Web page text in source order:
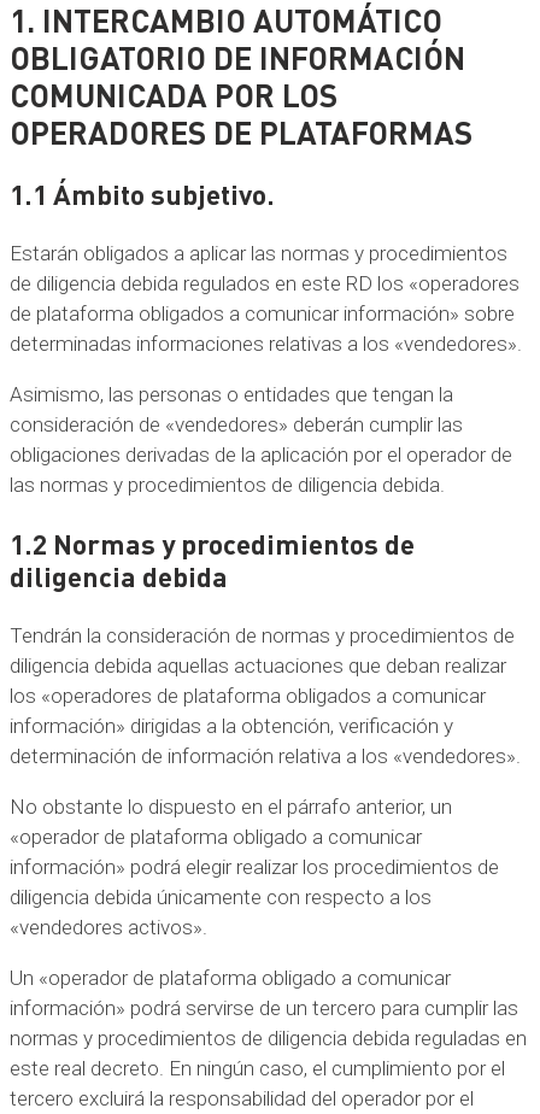
1. INTERCAMBIO AUTOMÁTICO
OBLIGATORIO DE INFORMACIÓN
COMUNICADA POR LOS
OPERADORES DE PLATAFORMAS
1.1 Ámbito subjetivo.
Estarán obligados a aplicar las normas y procedimientos
de diligencia debida regulados en este RD los «operadores
de plataforma obligados a comunicar información» sobre
determinadas informaciones relativas a los «vendedores».
Asimismo, las personas o entidades que tengan la
consideración de «vendedores» deberán cumplir las
obligaciones derivadas de la aplicación por el operador de
las normas y procedimientos de diligencia debida.
1.2 Normas y procedimientos de
diligencia debida
Tendrán la consideración de normas y procedimientos de
diligencia debida aquellas actuaciones que deban realizar
los «operadores de plataforma obligados a comunicar
información» dirigidas a la obtención, verificación y
determinación de información relativa a los «vendedores».
No obstante lo dispuesto en el párrafo anterior, un
«operador de plataforma obligado a comunicar
información» podrá elegir realizar los procedimientos de
diligencia debida únicamente con respecto a los
«vendedores activos».
Un «operador de plataforma obligado a comunicar
información» podrá servirse de un tercero para cumplir las
normas y procedimientos de diligencia debida reguladas en
este real decreto. En ningún caso, el cumplimiento por el
tercero excluirá la responsabilidad del operador por el